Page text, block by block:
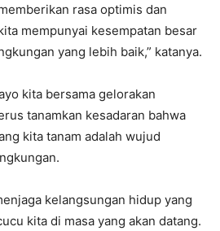
rasa optimis dan
mempunyai kesempatan besar
yang lebih baik,” katanya.
kita bersama gelorakan
tanamkan kesadaran bahwa
kita tanam adalah wujud
kelangsungan hidup yang
kita di masa yang akan datang.